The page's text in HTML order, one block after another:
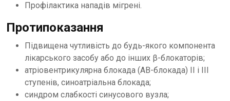
Профілактика нападів мігрені.
Протипоказання
Підвищена чутливість до будь-якого компонента
лікарського засобу або до інших β-блокаторів;
атріовентрикулярна блокада (АВ-блокада) II і III
ступенів, синоатріальна блокада;
синдром слабкості синусового вузла;